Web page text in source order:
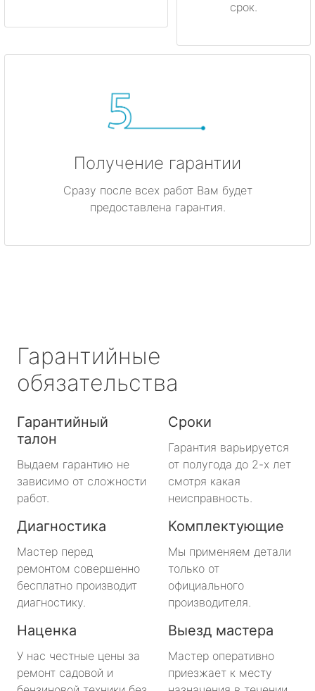
срок.
Получение гарантии
Сразу после всех работ Вам будет
предоставлена гарантия.
Гарантийные
обязательства
Гарантийный
талон
Выдаем гарантию не
зависимо от сложности
работ.
Сроки
Гарантия варьируется
от полугода до 2-х лет
смотря какая
неисправность.
Диагностика
Мастер перед
ремонтом совершенно
бесплатно производит
диагностику.
Комплектующие
Мы применяем детали
только от
официального
производителя.
Наценка
У нас честные цены за
ремонт садовой и
Выезд мастера
Мастер оперативно
приезжает к месту